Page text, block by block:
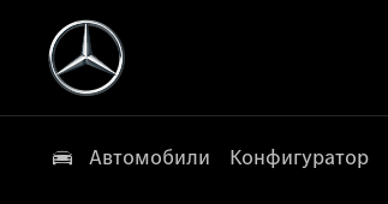
Автомобили Конфигуратор